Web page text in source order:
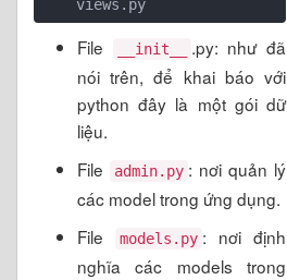
File __init__
.py: như đã
nói trên, để khai báo với
python đây là một gói dữ
liệu.
File
admin.py : nơi quản lý
các model trong ứng dụng.
File
models.py : nơi định
nghĩa các models trong